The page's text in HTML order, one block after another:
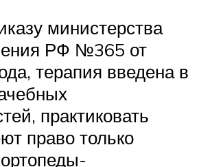
министерства
РФ №365 от
терапия введена в
практиковать
право только